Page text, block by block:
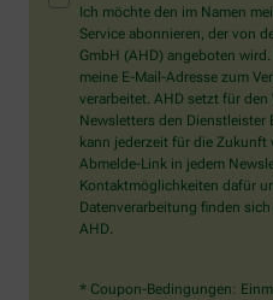
Mensch?
Dann
wählen
Sie
bitte
die
Tasse.
Ich möchte den im Namen
Service abonnieren, der von
GmbH (AHD) angeboten
meine E-Mail-Adresse zum
verarbeitet. AHD setzt für
Newsletters den Dienstleister
kann jederzeit für die Zukunft
Abmelde-Link in jedem
Kontaktmöglichkeiten dafür
Datenverarbeitung finden
AHD.
* Coupon-Bedingungen: